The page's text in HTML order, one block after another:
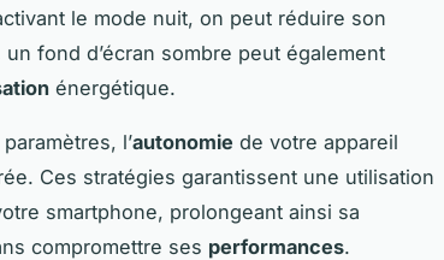
le mode nuit, on peut réduire son
fond d’écran sombre peut également
énergétique.
l’autonomie de votre appareil
Ces stratégies garantissent une utilisation
smartphone, prolongeant ainsi sa
compromettre ses performances.